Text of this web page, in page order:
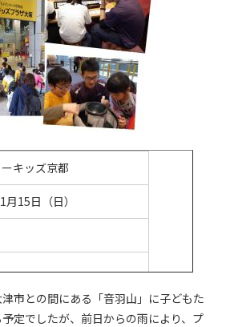
キッズ京都
15日（日）
アセンタースタッフ1名
市との間にある「音羽山」に子どもた
定でしたが、前日からの雨により、プ